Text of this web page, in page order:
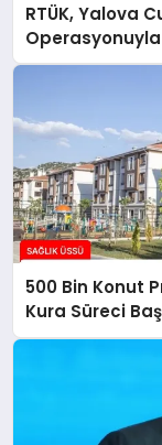
RTÜK, Yalova
Operasyonuyla
500 Bin Konut
Kura Süreci